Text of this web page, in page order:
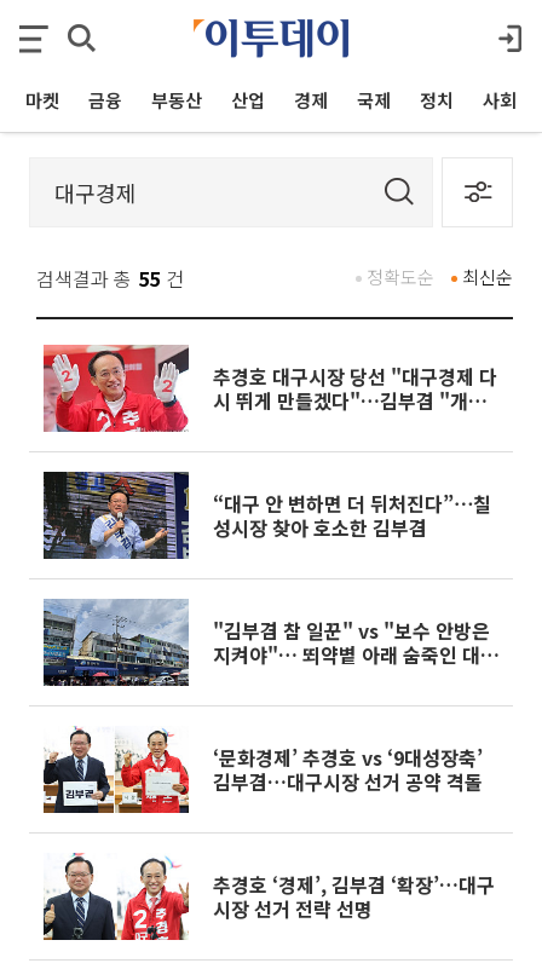
마켓 금융 부동산 산업 경제 국제 정치 사회
검색결과 총 55 건 최신순
정확도순
추경호 대구시장 당선 "대구경제 다
시 뛰게 만들겠다"…김부겸 "개인
“대구 안 변하면 더 뒤처진다”⋯칠
성시장 찾아 호소한 김부겸
"김부겸 참 일꾼" vs "보수 안방은
지켜야"… 뙤약볕 아래 숨죽인 대구
‘문화경제’ 추경호 vs ‘9대성장축’
김부겸…대구시장 선거 공약 격돌
추경호 ‘경제’, 김부겸 ‘확장’…대구
시장 선거 전략 선명